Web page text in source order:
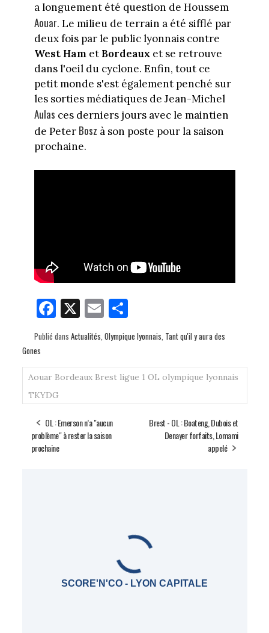
a longuement été question de Houssem
Aouar. Le milieu de terrain a été sifflé par
deux fois par le public lyonnais contre
West Hamet Bordeauxet se retrouve
dans l'oeil du cyclone. Enfin, tout ce
petit monde s'est également penché sur
les sorties médiatiques de Jean-Michel
Aulas ces derniers jours avec le maintien
de Peter Bosz à son poste pour la saison
prochaine.
Fa
ce
bo
ok
X E
m
ail
Pa
rt
ag
er
Publié dans Actualités, Olympique lyonnais, Tant qu'il y aura des
Gones
Aouar Bordeaux Brest ligue 1 OL olympique lyonnais
TKYDG
OL : Emerson n’a "aucun
problème" à rester la saison
prochaine
Brest - OL : Boateng, Dubois et
Denayer forfaits, Lomami
appelé
SCORE'N'CO - LYON CAPITALE